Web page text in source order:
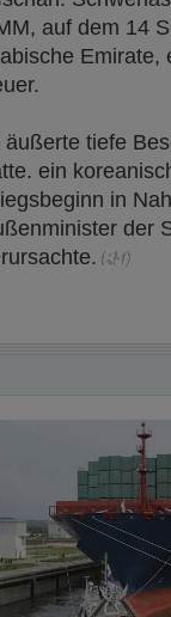
auf dem 14
Emirate,
äußerte tiefe
ein
in
der